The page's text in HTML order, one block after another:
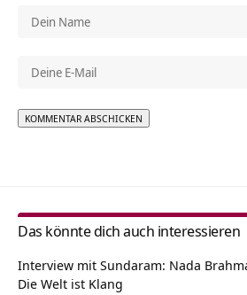
Das könnte dich auch interessieren
Interview mit Sundaram: Nada
Die Welt ist Klang